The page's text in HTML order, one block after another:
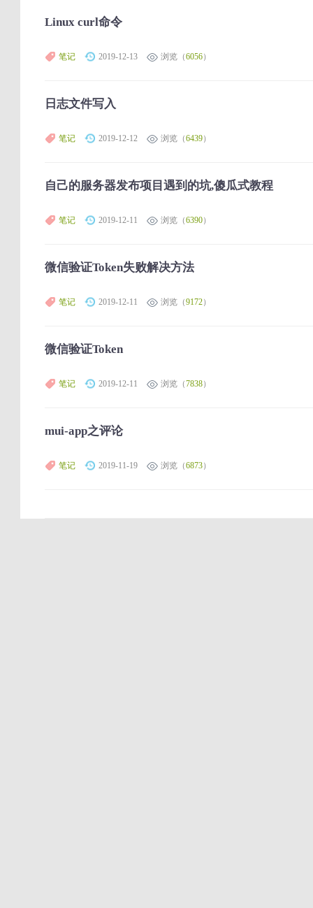
Linux curl命令
笔记 2019-12-13 浏览（6056）
日志文件写入
笔记 2019-12-12 浏览（6439）
自己的服务器发布项目遇到的坑,傻瓜式教程
笔记 2019-12-11 浏览（6390）
微信验证Token失败解决方法
笔记 2019-12-11 浏览（9172）
微信验证Token
笔记 2019-12-11 浏览（7838）
mui-app之评论
笔记 2019-11-19 浏览（6873）